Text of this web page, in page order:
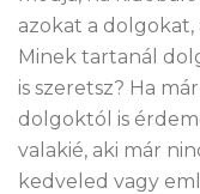
azokat a
Minek tartanál
is szeretsz? Ha
dolgoktól is
valakié, aki már
kedveled vagy